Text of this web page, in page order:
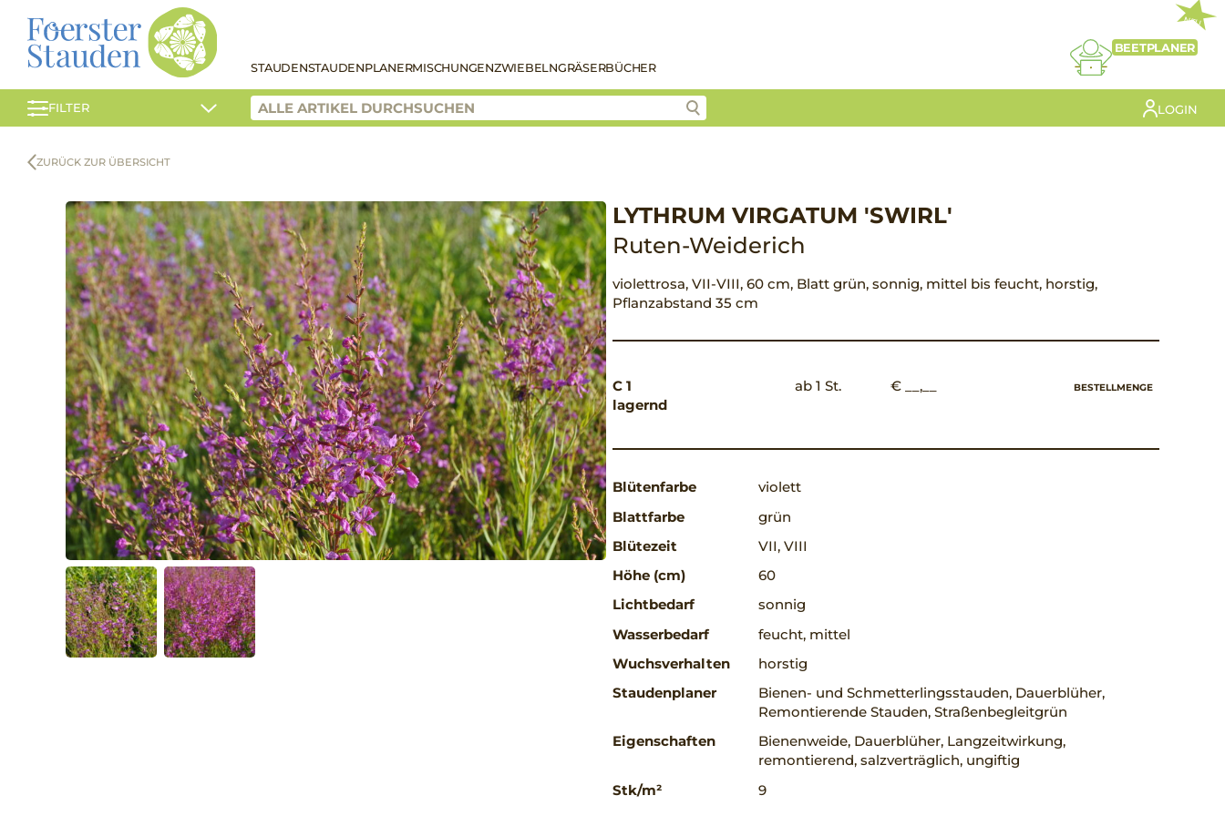
STAUDENSTAUDENPLANERMISCHUNGENZWIEBELNGRÄSERBÜCHER
NEU
BEETPLANER
FILTER LOGIN
ZURÜCK ZUR ÜBERSICHT
LYTHRUM VIRGATUM 'SWIRL'
Ruten-Weiderich
violettrosa, VII-VIII, 60 cm, Blatt grün, sonnig, mittel bis feucht, horstig,
Pflanzabstand 35 cm
C 1
lagernd
ab 1 St. € __,__ BESTELLMENGE
Blütenfarbe
violett
Blattfarbe
grün
Blütezeit
VII, VIII
Höhe (cm)
60
Lichtbedarf
sonnig
Wasserbedarf
feucht, mittel
Wuchsverhalten
horstig
Staudenplaner
Bienen- und Schmetterlingsstauden, Dauerblüher,
Remontierende Stauden, Straßenbegleitgrün
Eigenschaften
Bienenweide, Dauerblüher, Langzeitwirkung,
remontierend, salzverträglich, ungiftig
Stk/m²
9